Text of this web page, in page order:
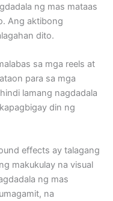
ng mas mataas
Ang aktibong
dito.
sa mga reels at
para sa mga
lamang nagdadala
din ng
effects ay talagang
makukulay na visual
ng mas
na